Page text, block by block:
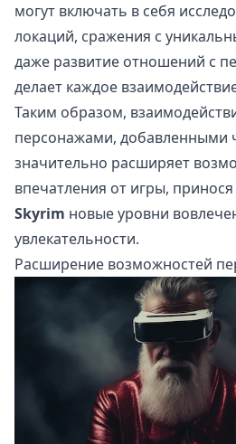
могут включать в себя
локаций, сражения с
даже развитие отношений с
делает каждое
Таким образом,
персонажами, добавленными
значительно расширяет
впечатления от игры, принося
Skyrim новые уровни
увлекательности.
Расширение возможностей